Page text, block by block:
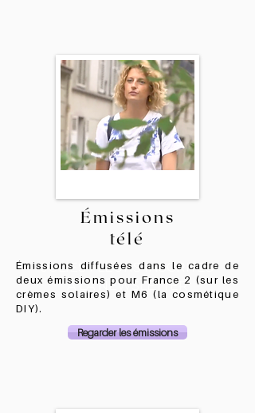
Émissions
télé
JOLIES FLEURS INSCRITES
À LA NEWSLETTER
Émissions diffusées dans le cadre de
deux émissions pour France 2 (sur les
crèmes solaires) et M6 (la cosmétique
DIY).
Regarder les émissions